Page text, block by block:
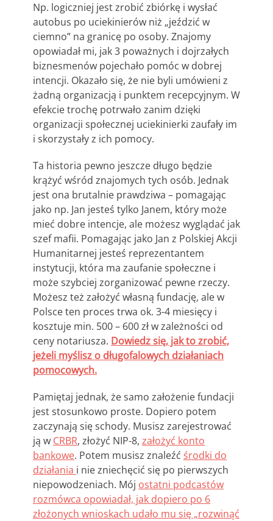
Np. logiczniej jest zrobić zbiórkę i wysłać
autobus po uciekinierów niż „jeździć w
ciemno” na granicę po osoby. Znajomy
opowiadał mi, jak 3 poważnych i dojrzałych
biznesmenów pojechało pomóc w dobrej
intencji. Okazało się, że nie byli umówieni z
żadną organizacją i punktem recepcyjnym. W
efekcie trochę potrwało zanim dzięki
organizacji społecznej uciekinierki zaufały im
i skorzystały z ich pomocy.
Ta historia pewno jeszcze długo będzie
krążyć wśród znajomych tych osób. Jednak
jest ona brutalnie prawdziwa – pomagając
jako np. Jan jesteś tylko Janem, który może
mieć dobre intencje, ale możesz wyglądać jak
szef mafii. Pomagając jako Jan z Polskiej Akcji
Humanitarnej jesteś reprezentantem
instytucji, która ma zaufanie społeczne i
może szybciej zorganizować pewne rzeczy.
Możesz też założyć własną fundację, ale w
Polsce ten proces trwa ok. 3-4 miesięcy i
kosztuje min. 500 – 600 zł w zależności od
ceny notariusza. Dowiedz się, jak to zrobić,
jeżeli myślisz o długofalowych działaniach
pomocowych.
Pamiętaj jednak, że samo założenie fundacji
jest stosunkowo proste. Dopiero potem
zaczynają się schody. Musisz zarejestrować
ją w CRBR, złożyć NIP-8, założyć konto
bankowe. Potem musisz znaleźć środki do
działania i nie zniechęcić się po pierwszych
niepowodzeniach. Mój ostatni podcastów
rozmówca opowiadał, jak dopiero po 6
złożonych wnioskach udało mu się „rozwinąć